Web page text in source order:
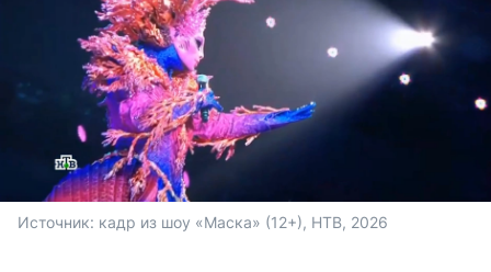
Источник: кадр из шоу «Маска» (12+), НТВ, 2026